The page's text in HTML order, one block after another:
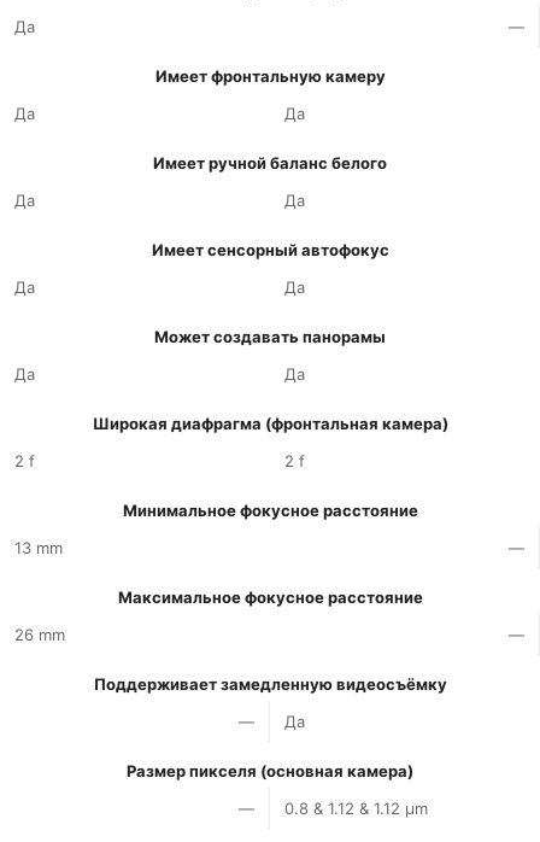
Да
—
Имеет фронтальную камеру
Да
Да
Имеет ручной баланс белого
Да
Да
Имеет сенсорный автофокус
Да
Да
Может создавать панорамы
Да
Да
Широкая диафрагма (фронтальная камера)
2 f
2 f
Минимальное фокусное расстояние
13 mm
—
Максимальное фокусное расстояние
26 mm
—
Поддерживает замедленную видеосъёмку
—
Да
Размер пикселя (основная камера)
—
0.8 & 1.12 & 1.12 µm